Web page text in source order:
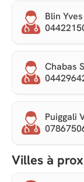
Blin
Chabas
Puiggali
Villes à